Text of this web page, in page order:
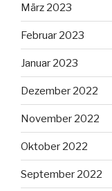
März 2023
Februar 2023
Januar 2023
Dezember 2022
November 2022
Oktober 2022
September 2022